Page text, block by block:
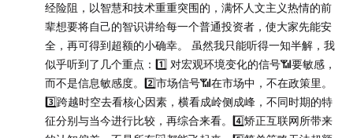
经险阻，以智慧和技术重重突围的，满怀人文主义热情的前
辈想要将自己的智识讲给每一个普通投资者，使大家先能安
全，再可得到超额的小确幸。 虽然我只能听得一知半解，我
似乎听到了几个重点：1️⃣ 对宏观环境变化的信号📶要敏感，
而不是信息敏感度。2️⃣市场信号📶在市场中，不在政策里。
3️⃣跨越时空去看核心因素，横看成岭侧成峰，不同时期的特
征分别与当今进行比较，再综合来看。4️⃣矫正互联网所带来